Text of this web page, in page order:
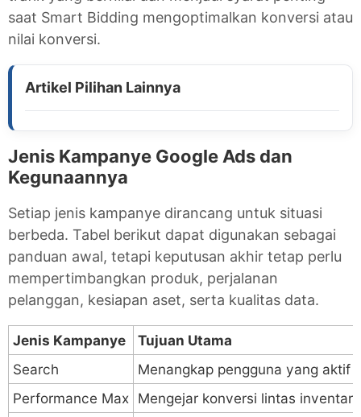
saat Smart Bidding mengoptimalkan konversi atau
nilai konversi.
Jenis Kampanye Google Ads dan
Kegunaannya
Setiap jenis kampanye dirancang untuk situasi
berbeda. Tabel berikut dapat digunakan sebagai
panduan awal, tetapi keputusan akhir tetap perlu
mempertimbangkan produk, perjalanan
pelanggan, kesiapan aset, serta kualitas data.
Jenis Kampanye
Tujuan Utama
Search
Menangkap pengguna yang aktif
Performance Max Mengejar konversi lintas